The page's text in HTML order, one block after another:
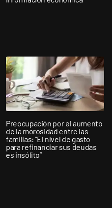
Preocupación por el aumento
de la morosidad entre las
familias: “El nivel de gasto
para refinanciar sus deudas
es insólito”